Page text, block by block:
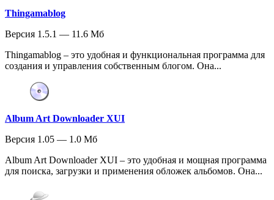
Thingamablog
Версия 1.5.1 — 11.6 Мб
Thingamablog – это удобная и функциональная программа для
создания и управления собственным блогом. Она...
Album Art Downloader XUI
Версия 1.05 — 1.0 Мб
Album Art Downloader XUI – это удобная и мощная программа
для поиска, загрузки и применения обложек альбомов. Она...